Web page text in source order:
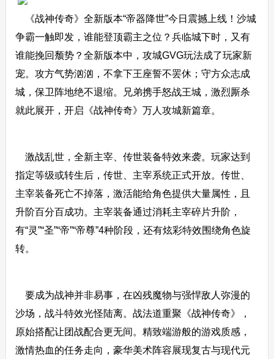
《战神传奇》全新版本“帝器降世”今日震撼上线！沙城
争霸一触即发，谁能登顶霸主之位？兵临城下时，又有
谁能挽回颓势？全新版本中，攻城GVG玩法成了玩家新
宠。攻方气势汹汹，不拿下王座誓不罢休；守方众志成
城，保卫阵地绝不退缩。兄弟携手怒战王城，激烈厮杀
就此展开，开启《战神传奇》万人攻城新篇章。
激战乱世，全新主宰、传世装备特效来袭。玩家达到
指定等级或转生后，传世、主宰系统正式开放。传世、
主宰装备死亡不掉落，激活能给角色提供大量属性，且
升阶百分百成功。主宰装备通过消耗主宰碎片升阶，
有“灵”“圣”“帝”“帝尊”4种阶段，还有炫彩特效围绕角色旋
转。
要成为战神并非易事，在凶残魔物与强悍敌人弥漫的
沙场，战斗特效光怪陆离。战法道重聚《战神传奇》，
原始搭配让团战配合更无间。精致端游般的游戏质感，
激情热血的任务走向，豪华美术阵容展现复古与现代元